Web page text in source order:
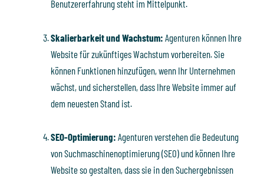
Benutzererfahrung steht im Mittelpunkt.
Skalierbarkeit und Wachstum: Agenturen können Ihre
Website für zukünftiges Wachstum vorbereiten. Sie
können Funktionen hinzufügen, wenn Ihr Unternehmen
wächst, und sicherstellen, dass Ihre Website immer auf
dem neuesten Stand ist.
SEO-Optimierung: Agenturen verstehen die Bedeutung
von Suchmaschinenoptimierung (SEO) und können Ihre
Website so gestalten, dass sie in den Suchergebnissen